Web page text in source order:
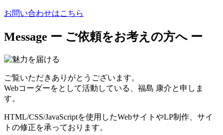
お問い合わせはこちら
Message ー ご依頼をお考えの方へ ー
ご覧いただきありがとうございます。
Webコーダーをとして活動している、福島 康介と申しま
す。
HTML/CSS/JavaScriptを使用したWebサイトやLP制作、サイ
トの修正を承っております。